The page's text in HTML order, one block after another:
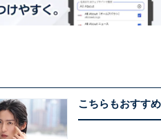
こちらもおすすめ